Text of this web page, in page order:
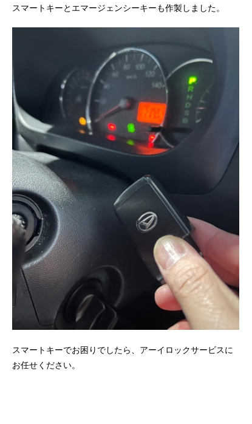
スマートキーとエマージェンシーキーも作製しました。
スマートキーでお困りでしたら、アーイロックサービスに
お任せください。